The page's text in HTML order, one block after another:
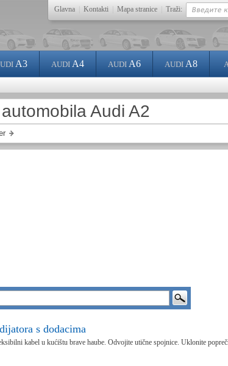
Glavna Kontakti Mapa stranice Traži:
A3 AUDI A4 AUDI A6 AUDI A8
Audi A2
s dodacima
kabel u kućištu brave haube. Odvojite utične spojnice. Uklonite